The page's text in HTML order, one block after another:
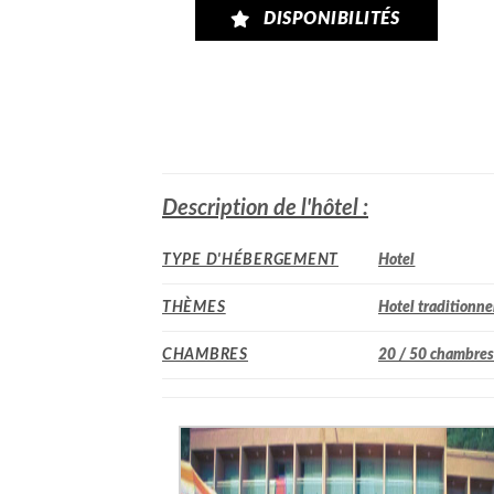
DISPONIBILITÉS
Description de l'hôtel :
TYPE D'HÉBERGEMENT Hotel
THÈMES Hotel
CHAMBRES 20 / 50 chambres